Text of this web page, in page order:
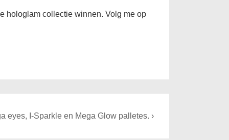
hologlam collectie winnen. Volg me op
eyes, I-Sparkle en Mega Glow palletes. ›